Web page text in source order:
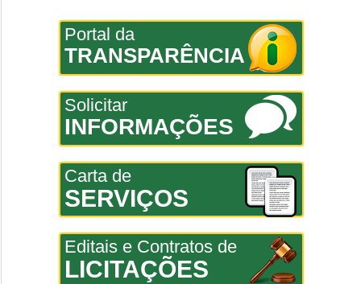
Portal da
TRANSPARÊNCIA
Solicitar
INFORMAÇÕES
Carta de
SERVIÇOS
Editais e Contratos de
LICITAÇÕES